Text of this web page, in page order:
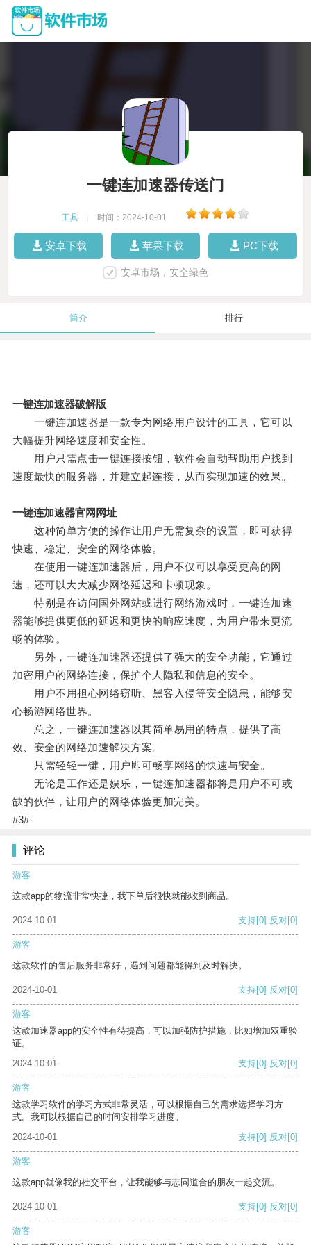
一键连加速器传送门
工具 时间：2024-10-01
安卓下载 苹果下载 PC下载
安卓市场，安全绿色
简介 排行
一键连加速器破解版
一键连加速器是一款专为网络用户设计的工具，它可以
大幅提升网络速度和安全性。
用户只需点击一键连接按钮，软件会自动帮助用户找到
速度最快的服务器，并建立起连接，从而实现加速的效果。
一键连加速器官网网址
这种简单方便的操作让用户无需复杂的设置，即可获得
快速、稳定、安全的网络体验。
在使用一键连加速器后，用户不仅可以享受更高的网
速，还可以大大减少网络延迟和卡顿现象。
特别是在访问国外网站或进行网络游戏时，一键连加速
器能够提供更低的延迟和更快的响应速度，为用户带来更流
畅的体验。
另外，一键连加速器还提供了强大的安全功能，它通过
加密用户的网络连接，保护个人隐私和信息的安全。
用户不用担心网络窃听、黑客入侵等安全隐患，能够安
心畅游网络世界。
总之，一键连加速器以其简单易用的特点，提供了高
效、安全的网络加速解决方案。
只需轻轻一键，用户即可畅享网络的快速与安全。
无论是工作还是娱乐，一键连加速器都将是用户不可或
缺的伙伴，让用户的网络体验更加完美。
#3#
评论
游客
这款app的物流非常快捷，我下单后很快就能收到商品。
2024-10-01 支持[0] 反对[0]
游客
这款软件的售后服务非常好，遇到问题都能得到及时解决。
2024-10-01 支持[0] 反对[0]
游客
这款加速器app的安全性有待提高，可以加强防护措施，比如增加双重验
证。
2024-10-01
支持[0] 反对[0]
游客
这款学习软件的学习方式非常灵活，可以根据自己的需求选择学习方
式。我可以根据自己的时间安排学习进度。
2024-10-01
支持[0] 反对[0]
游客
这款app就像我的社交平台，让我能够与志同道合的朋友一起交流。
2024-10-01 支持[0] 反对[0]
游客